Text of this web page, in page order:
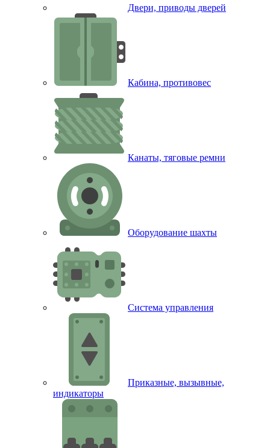
Двери, приводы дверей
Кабина, противовес
Канаты, тяговые ремни
Оборудование шахты
Система управления
Приказные, вызывные,
индикаторы